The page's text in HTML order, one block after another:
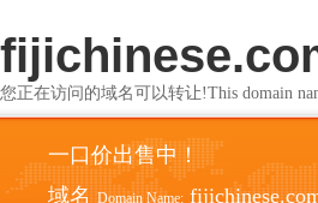
您正在访问的域名可以转让!This domain
一口价出售中！
域名 Domain Name: